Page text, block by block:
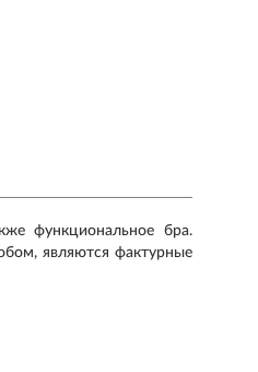
функциональное бра.
являются фактурные